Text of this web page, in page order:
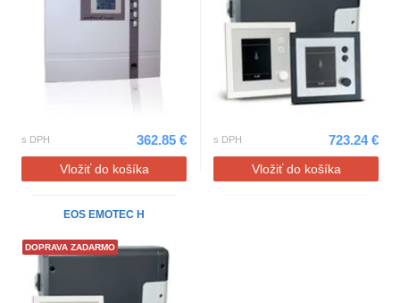
s DPH 362.85 €
Vložiť do košíka
s DPH 723.24 €
Vložiť do košíka
EOS EMOTEC H
DOPRAVA ZADARMO